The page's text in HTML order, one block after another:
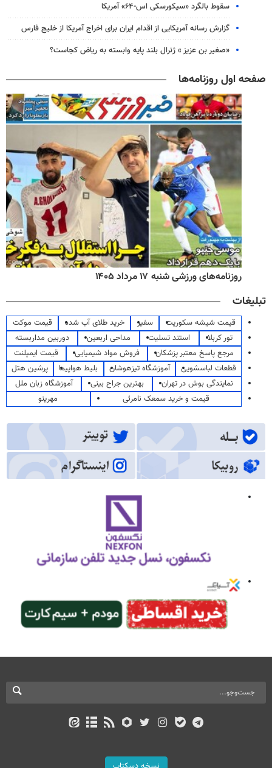
سقوط بالگرد «سیکورسکی اس-۶۴» آمریکا
گزارش رسانه آمریکایی از اقدام ایران برای اخراج آمریکا از خلیج فارس
«صغیر بن عزیز » ژنرال بلند پایه وابسته به ریاض کجاست؟
صفحه اول روزنامه‌ها
روزنامه‌های ورزشی شنبه ۱۷ مرداد ۱۴۰۵
تبلیغات
قیمت شیشه سکوریت سفیر خرید طلای آب شده
قیمت موکت
تور کربلا
استند تسلیت مداحی اربعین
دوربین مداربسته
مرجع پاسخ معتبر پزشکان
فروش مواد شیمیایی
قیمت ایمپلنت
قطعات لباسشویی
آموزشگاه تیزهوشان بلیط هواپیما
پرشین هتل
نمایندگی بوش در تهران
بهترین جراح بینی
آموزشگاه زبان ملل
قیمت و خرید سمعک نامرئی
مهرینو